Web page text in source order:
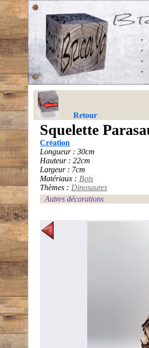
Retour
Squelette
Création
Longueur : 30cm
Hauteur : 22cm
Largeur : 7cm
Matériaux : Bois
Thèmes : Dinosaures
Autres décorations